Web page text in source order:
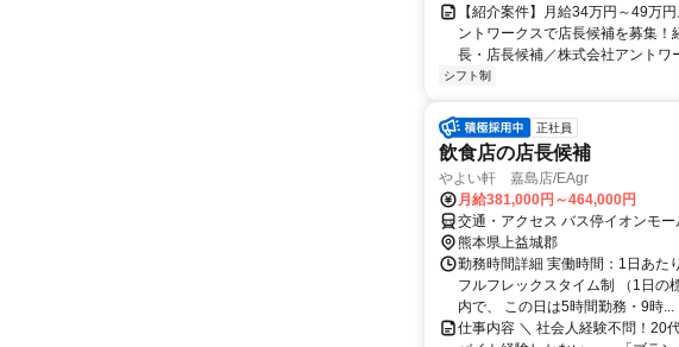
【紹介案件】月給34万円～49万
ントワークスで店長候補を募集
長・店長候補／株式会社アントワ
シフト制
正社員
飲食店の店長候補
やよい軒 嘉島店/EAgr
月給381,000円～464,000円
交通・アクセス バス停イオンモ
熊本県上益城郡
勤務時間詳細 実働時間：1日あた
フルフレックスタイム制 （1日の
内で、 この日は5時間勤務・9時...
仕事内容 ＼ 社会人経験不問！20